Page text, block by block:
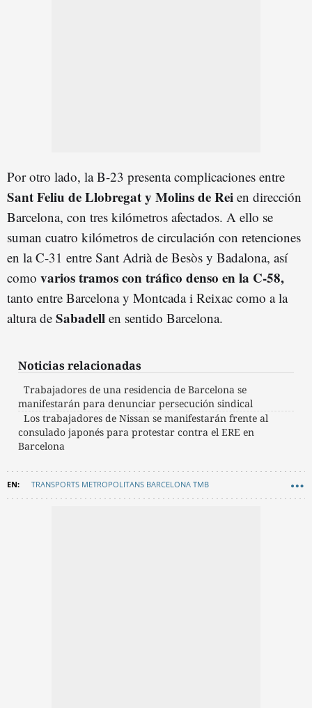
Por otro lado, la B-23 presenta complicaciones entre
Sant Feliu de Llobregat y Molins de Rei en dirección
Barcelona, con tres kilómetros afectados. A ello se
suman cuatro kilómetros de circulación con retenciones
en la C-31 entre Sant Adrià de Besòs y Badalona, así
como varios tramos con tráfico denso en la C-58,
tanto entre Barcelona y Montcada i Reixac como a la
altura de Sabadell en sentido Barcelona.
Noticias relacionadas
Trabajadores de una residencia de Barcelona se
manifestarán para denunciar persecución sindical
Los trabajadores de Nissan se manifestarán frente al
consulado japonés para protestar contra el ERE en
Barcelona
TRANSPORTS METROPOLITANS BARCELONA TMB